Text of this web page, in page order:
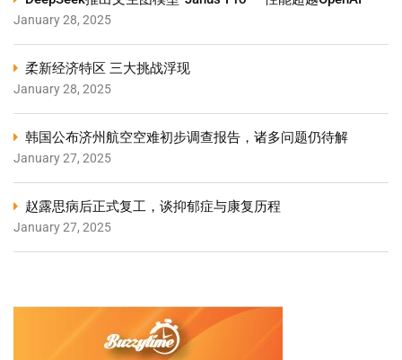
January 28, 2025
柔新经济特区 三大挑战浮现
January 28, 2025
韩国公布济州航空空难初步调查报告，诸多问题仍待解
January 27, 2025
赵露思病后正式复工，谈抑郁症与康复历程
January 27, 2025